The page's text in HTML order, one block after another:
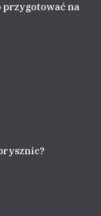
przygotować na